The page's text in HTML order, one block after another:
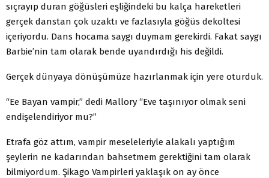
sıçrayıp duran göğüsleri eşliğindeki bu kalça hareketleri
gerçek danstan çok uzaktı ve fazlasıyla göğüs dekoltesi
içeriyordu. Dans hocama saygı duymam gerekirdi. Fakat saygı
Barbie’nin tam olarak bende uyandırdığı his değildi.
Gerçek dünyaya dönüşümüze hazırlanmak için yere oturduk.
“Ee Bayan vampir,” dedi Mallory “Eve taşınıyor olmak seni
endişelendiriyor mu?”
Etrafa göz attım, vampir meseleleriyle alakalı yaptığım
şeylerin ne kadarından bahsetmem gerektiğini tam olarak
bilmiyordum. Şikago Vampirleri yaklaşık on ay önce